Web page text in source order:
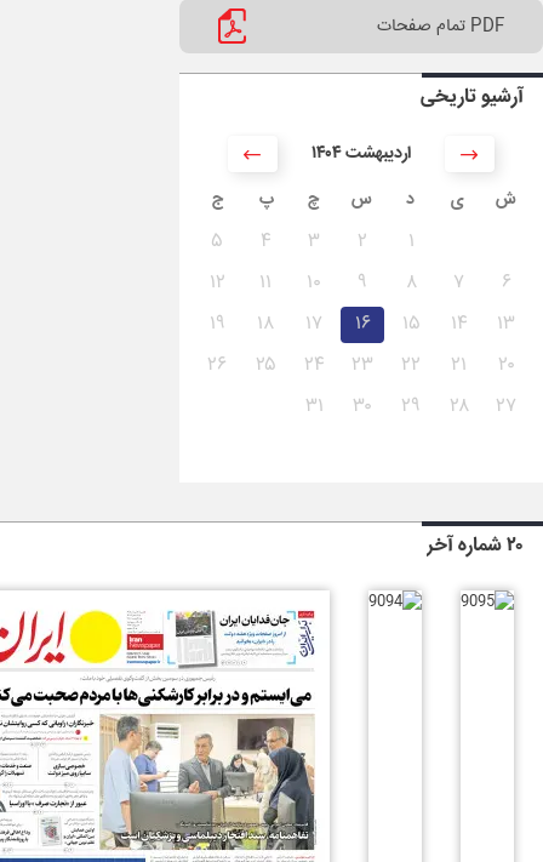
PDF تمام صفحات
آرشیو تاریخی
۱۴۰۴ اردیبهشت
ش
ی د س چ پ ج
۱ ۲ ۳ ۴
۵
۶
۷ ۸ ۹ ۱۰ ۱۱
۱۲
۱۳
۱۴ ۱۵ ۱۶ ۱۷ ۱۸
۱۹
۲۰
۲۱ ۲۲ ۲۳ ۲۴ ۲۵
۲۶
۲۷
۲۸ ۲۹ ۳۰ ۳۱
۲۰ شماره آخر